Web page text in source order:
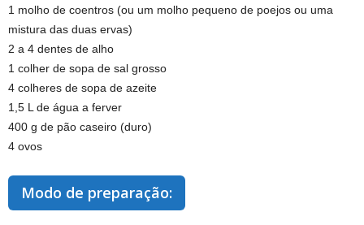
1 molho de coentros (ou um molho pequeno de poejos ou uma
mistura das duas ervas)
2 a 4 dentes de alho
1 colher de sopa de sal grosso
4 colheres de sopa de azeite
1,5 L de água a ferver
400 g de pão caseiro (duro)
4 ovos
Modo de preparação: